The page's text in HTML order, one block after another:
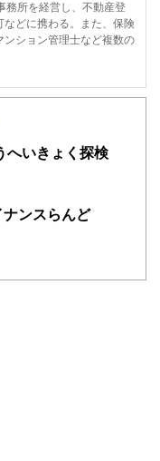
務所を経営し、不動産登
どに携わる。また、保険
ション管理士など複数の
へいきょく探検
ンスらんど